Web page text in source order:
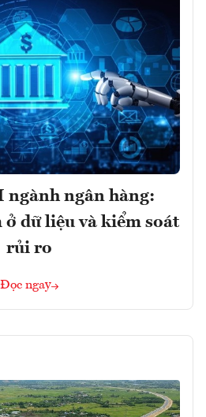
ngành ngân hàng:
dữ liệu và kiểm soát
rủi ro
Đọc ngay